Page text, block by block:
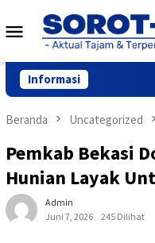
ke
konten
Menu
Mobile
Informasi
Beranda Uncategorized
Pemkab Bekasi
Hunian Layak
Admin
Juni 7, 2026
245 Dilihat